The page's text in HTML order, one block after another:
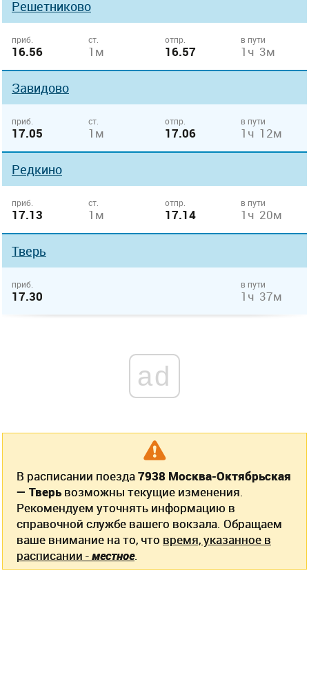
Решетниково
приб.
16.56
ст.
1м
отпр.
16.57
в пути
1ч 3м
Завидово
приб.
17.05
ст.
1м
отпр.
17.06
в пути
1ч 12м
Редкино
приб.
17.13
ст.
1м
отпр.
17.14
в пути
1ч 20м
Тверь
приб.
17.30
в пути
1ч 37м
ad
В расписании поезда7938 Москва-Октябрьская
— Тверь возможны текущие изменения.
Рекомендуем уточнять информацию в
справочной службе вашего вокзала. Обращаем
ваше внимание на то, что время, указанное в
расписании -местное.